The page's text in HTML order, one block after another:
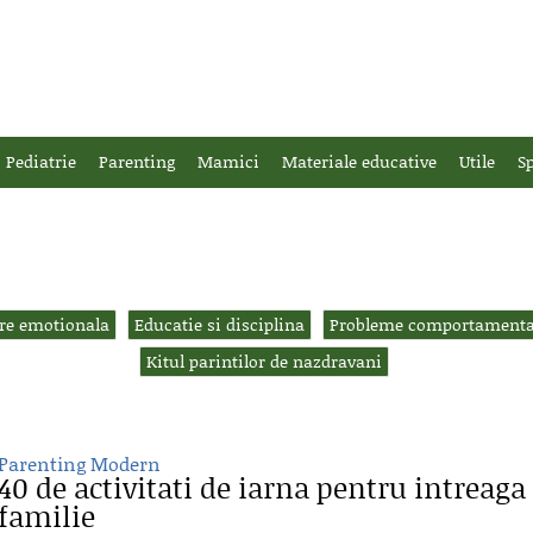
Pediatrie Parenting Mamici Materiale educative Utile
emotionala Educatie si disciplina
Probleme
Kitul parintilor de nazdravani
Modern
de activitati de iarna pentru intreaga